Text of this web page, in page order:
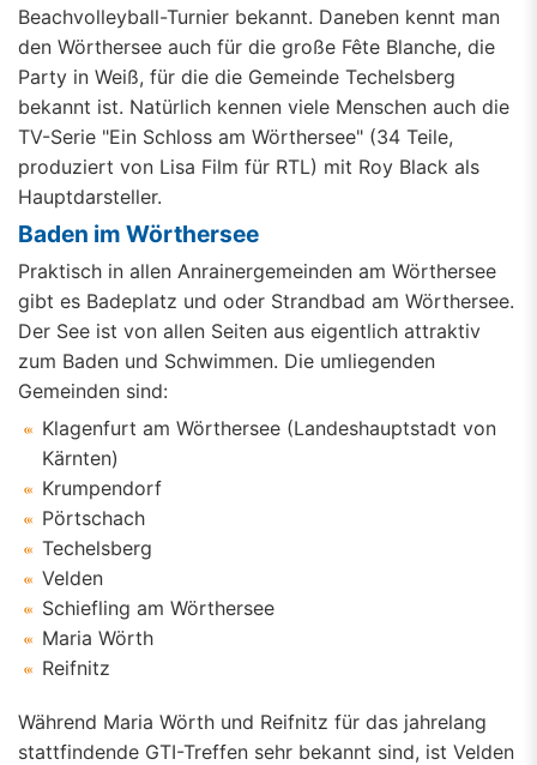
Beachvolleyball-Turnier bekannt. Daneben kennt man
den Wörthersee auch für die große Fête Blanche, die
Party in Weiß, für die die Gemeinde Techelsberg
bekannt ist. Natürlich kennen viele Menschen auch die
TV-Serie "Ein Schloss am Wörthersee" (34 Teile,
produziert von Lisa Film für RTL) mit Roy Black als
Hauptdarsteller.
Baden im Wörthersee
Praktisch in allen Anrainergemeinden am Wörthersee
gibt es Badeplatz und oder Strandbad am Wörthersee.
Der See ist von allen Seiten aus eigentlich attraktiv
zum Baden und Schwimmen. Die umliegenden
Gemeinden sind:
Klagenfurt am Wörthersee (Landeshauptstadt von
Kärnten)
Krumpendorf
Pörtschach
Techelsberg
Velden
Schiefling am Wörthersee
Maria Wörth
Reifnitz
Während Maria Wörth und Reifnitz für das jahrelang
stattfindende GTI-Treffen sehr bekannt sind, ist Velden